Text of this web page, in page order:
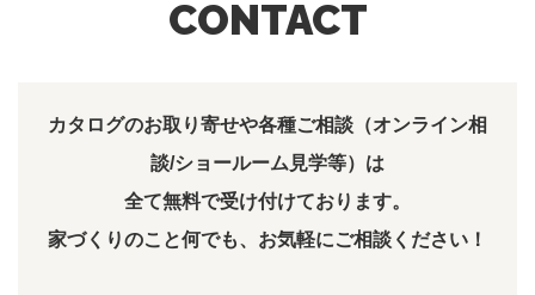
CONTACT
カタログのお取り寄せや各種ご相談（オンライン相
談/ショールーム見学等）は
全て無料で受け付けております。
家づくりのこと何でも、お気軽にご相談ください！